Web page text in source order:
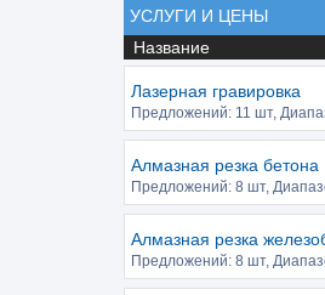
УСЛУГИ И ЦЕНЫ
Название
Лазерная гравировка
Предложений: 11 шт,
Алмазная резка бетона
Предложений: 8 шт,
Алмазная резка
Предложений: 8 шт,